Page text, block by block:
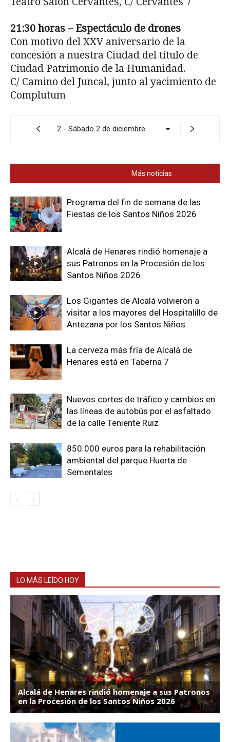
21:30 horas – Espectáculo de drones
Con motivo del XXV aniversario de la
concesión a nuestra Ciudad del título de
Ciudad Patrimonio de la Humanidad.
C/ Camino del Juncal, junto al yacimiento de
Complutum
Más noticias
Programa del fin de semana de las
Fiestas de los Santos Niños 2026
Alcalá de Henares rindió homenaje a
sus Patronos en la Procesión de los
Santos Niños 2026
Los Gigantes de Alcalá volvieron a
visitar a los mayores del Hospitalillo de
Antezana por los Santos Niños
La cerveza más fría de Alcalá de
Henares está en Taberna 7
Nuevos cortes de tráfico y cambios en
las líneas de autobús por el asfaltado
de la calle Teniente Ruiz
850.000 euros para la rehabilitación
ambiental del parque Huerta de
Sementales
LO MÁS LEÍDO HOY